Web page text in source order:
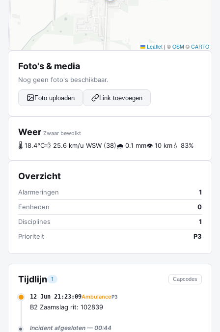
Tijdlijn 1 Capcodes
12 Jun 21:23:09AmbulanceP3
B2 Zaamslag rit: 102839
Incident afgesloten — 00:44
Leaflet | © OSM © CARTO
Foto's & media
Nog geen foto's beschikbaar.
Foto uploaden Link toevoegen
Weer Zwaar bewolkt
🌡 18.4°C💨 25.6 km/u WSW (38)🌧 0.1 mm👁 10 km💧 83%
Overzicht
Alarmeringen
1
Eenheden
0
Disciplines
1
Prioriteit
P3